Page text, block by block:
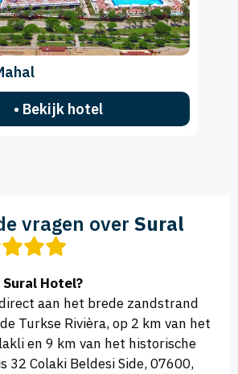
• Bekijk hotel
vragen over Sural
Hotel?
aan het brede zandstrand
Turkse Rivièra, op 2 km van het
en 9 km van het historische
32 Colaki Beldesi Side, 07600,